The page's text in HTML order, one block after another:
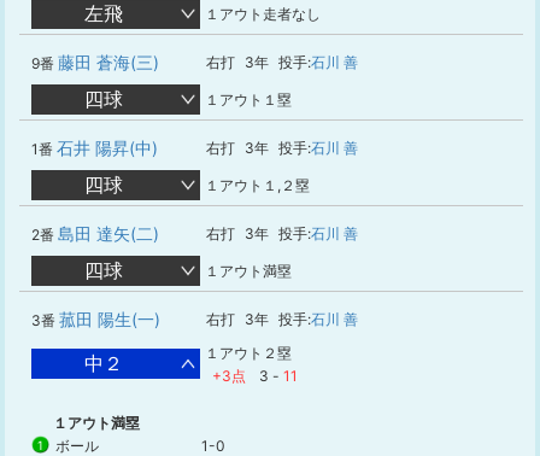
左飛 １アウト走者なし
9番 藤田 蒼海(三) 右打 3年 投手:石川 善
四球 １アウト１塁
1番 石井 陽昇(中) 右打 3年 投手:石川 善
四球 １アウト１,２塁
2番 島田 達矢(二) 右打 3年 投手:石川 善
四球 １アウト満塁
3番 菰田 陽生(一) 右打 3年 投手:石川 善
中２
１アウト２塁
+3点
3 - 11
１アウト満塁
1 ボール 1-0